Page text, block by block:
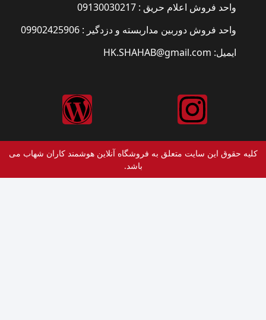
واحد فروش اعلام حریق : 09130030217
واحد فروش دوربین مداربسته و دزدگیر : 09902425906
ایمیل: HK.SHAHAB@gmail.com
حقوق این سایت متعلق به فروشگاه آنلاین هوشمند کاران شهاب می